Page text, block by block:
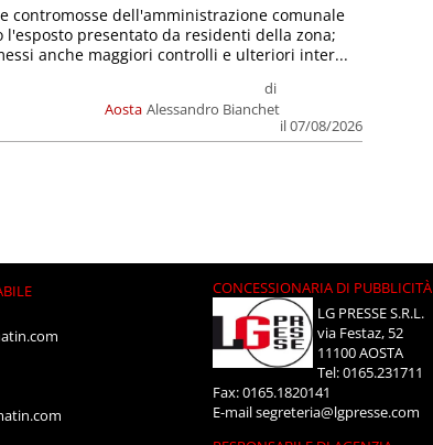
Aosta
di
Alessandro Bianchet
il 07/08/2026
contromosse dell'amministrazione comunale
l'esposto presentato da residenti della zona;
anche maggiori controlli e ulteriori inter...
CONCESSIONARIA DI PUBBLICITÀ
LG PRESSE S.R.L.
via Festaz, 52
11100 AOSTA
Tel: 0165.231711
Fax: 0165.1820141
E-mailsegreteria@lgpresse.com